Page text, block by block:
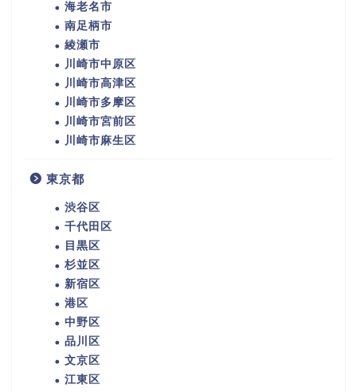
海老名市
南足柄市
綾瀬市
川崎市中原区
川崎市高津区
川崎市多摩区
川崎市宮前区
川崎市麻生区
東京都
渋谷区
千代田区
目黒区
杉並区
新宿区
港区
中野区
品川区
文京区
江東区